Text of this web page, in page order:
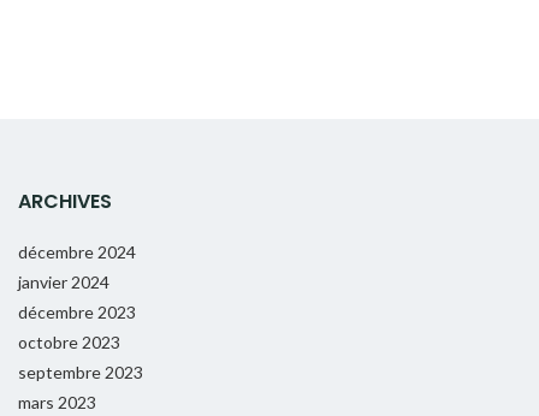
ARCHIVES
décembre 2024
janvier 2024
décembre 2023
octobre 2023
septembre 2023
mars 2023